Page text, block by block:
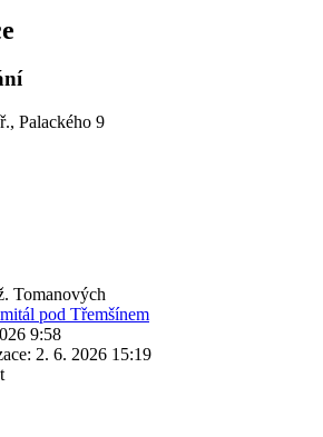
Palackého 9
Tomanových
pod Třemšínem
9:58
2. 6. 2026 15:19